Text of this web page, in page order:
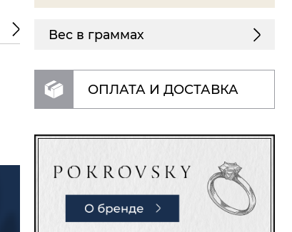
Вес в граммах
ОПЛАТА И ДОСТАВКА